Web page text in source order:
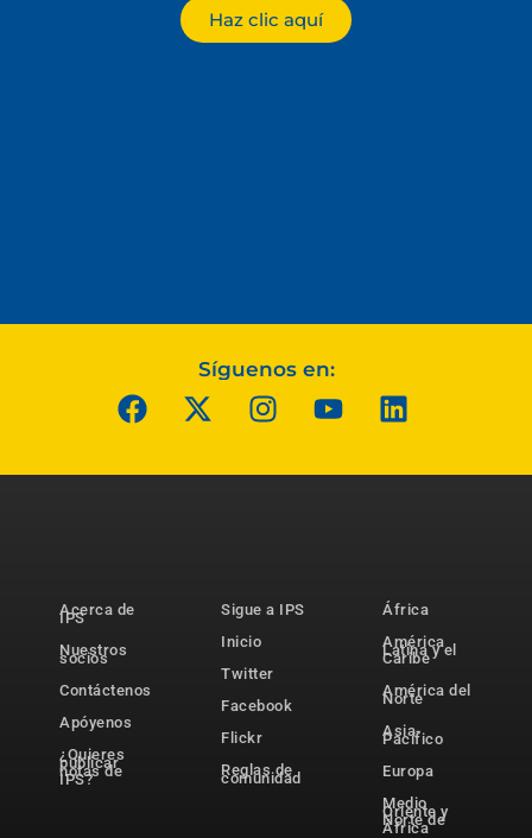
Haz clic aquí
Síguenos en:
Acerca de
IPS
Nuestros
socios
Contáctenos
Apóyenos
¿Quieres
publicar
notas de
IPS?
Sigue a IPS
Inicio
Twitter
Facebook
Flickr
Reglas de
comunidad
África
América
Latina y el
Caribe
América del
Norte
Asia-
Pacífico
Europa
Medio
Oriente y
Norte de
África